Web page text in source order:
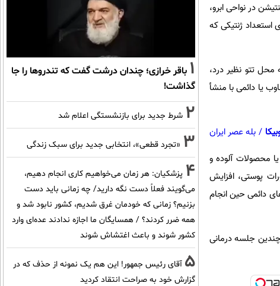
در نواحی ابرو،
استعداد ژنتیکی که
تتو نظیر درد،
یا دائمی با منشأ
/ بله عصر ایران
محصولات آلوده و
پوستی، افزایش
دائمی حین انجام
جلسه درمانی
1 باقر خرازی؛ چندان درشت گفت که تندروها را جا
گذاشت!
2 شرط جدید برای بازنشستگی اعلام شد
3 «تجرد قطعی»، انتخابی جدید برای سبک زندگی
4 پزشکیان: هر زمان می‌خواهیم کاری انجام دهیم،
می‌گویند فعلاً دست نگه دارید/ چه زمانی باید دست
بزنیم؟ زمانی که خودمان غرق شدیم، کشور نابود شد و
همه ضرر کردند؟ / همسایگان ما اجازه ندادند عده‌ای وارد
کشور شوند و باعث اغتشاش شوند
5 آقای رئیس جمهور! این هم یک نمونه از حذف که در
گزارش خود به صراحت انتقاد کردید